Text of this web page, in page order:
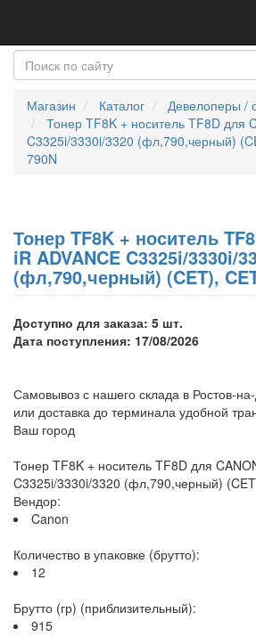
Магазин Каталог Девелоперы /
Тонер TF8K + носитель TF8D для
C3325i/3330i/3320 (фл,790,черный)
790N
Тонер TF8K + носитель
iR ADVANCE C3325i/3330i/
(фл,790,черный) (CET),
Доступно для заказа: 5 шт.
Дата поступления: 17/08/2026
Самовывоз с нашего склада в Ростов-
или доставка до терминала удобной
Ваш город
Тонер TF8K + носитель TF8D для
C3325i/3330i/3320 (фл,790,черный)
Вендор:
Canon
Количество в упаковке (брутто):
12
Брутто (гр) (приблизительный):
915